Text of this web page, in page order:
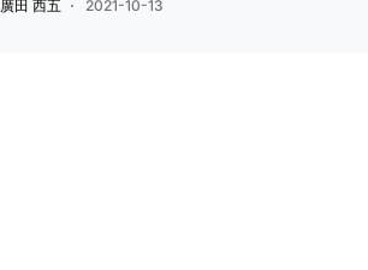
廣田 西五 2021-10-13